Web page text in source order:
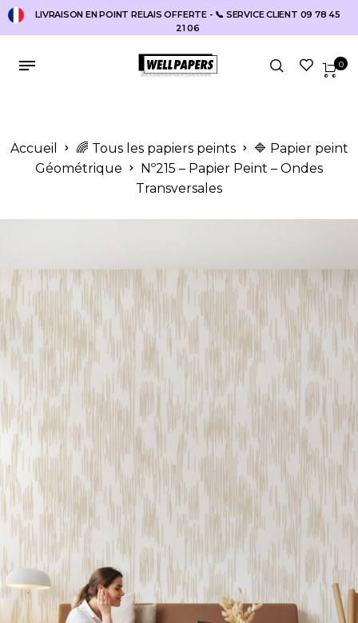
LIVRAISON EN POINT RELAIS OFFERTE - 📞 SERVICE CLIENT 09 78 45
21 06
0
Accueil 🌈 Tous les papiers peints
🔷 Papier peint
Géométrique
Nº215 – Papier Peint – Ondes
Transversales